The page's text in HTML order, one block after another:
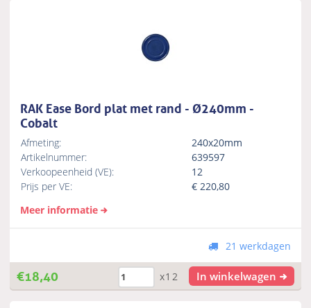
RAK Ease Bord plat met rand - Ø240mm -
Cobalt
Afmeting:
240x20mm
Artikelnummer:
639597
Verkoopeenheid (VE):
12
Prijs per VE:
€220,80
Meer informatie
21 werkdagen
€18,40 x12 In winkelwagen